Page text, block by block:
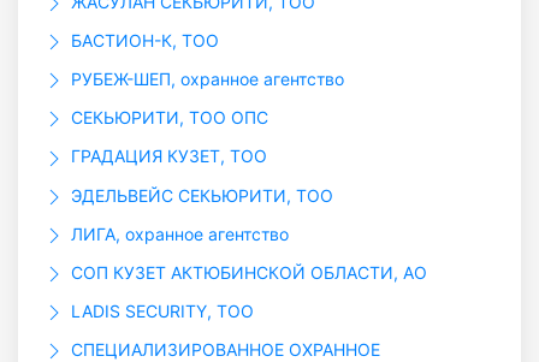
БАСТИОН-К, ТОО
РУБЕЖ-ШЕП, охранное агентство
СЕКЬЮРИТИ, ТОО ОПС
ГРАДАЦИЯ КУЗЕТ, ТОО
ЭДЕЛЬВЕЙС СЕКЬЮРИТИ, ТОО
ЛИГА, охранное агентство
СОП КУЗЕТ АКТЮБИНСКОЙ ОБЛАСТИ, АО
LADIS SECURITY, ТОО
СПЕЦИАЛИЗИРОВАННОЕ ОХРАННОЕ